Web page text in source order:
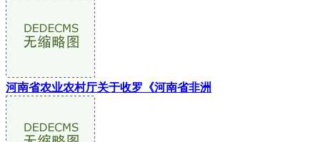
河南省农业农村厅关于收罗《河南省非洲